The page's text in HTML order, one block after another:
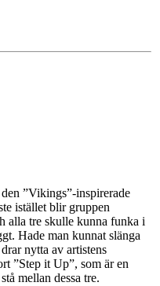
”Vikings”-inspirerade
istället blir gruppen
alla tre skulle kunna funka i
Hade man kunnat slänga
nytta av artistens
”Step it Up”, som är en
mellan dessa tre.